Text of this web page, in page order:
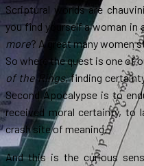
Scriptural worlds are
you find yourself a woman in
more? A great many women
So where the quest is one of
of the Rings, finding
Second Apocalypse is to
received moral certainty, to
crash site of meaning.
And this is the curious